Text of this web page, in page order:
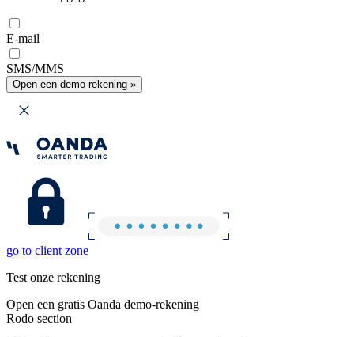
E-mail
SMS/MMS
Open een demo-rekening »
go to client zone
Test onze rekening
Open een gratis Oanda demo-rekening
Rodo section